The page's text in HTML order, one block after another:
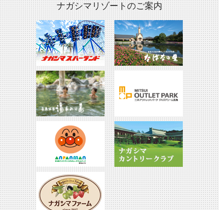
ナガシマリゾートのご案内